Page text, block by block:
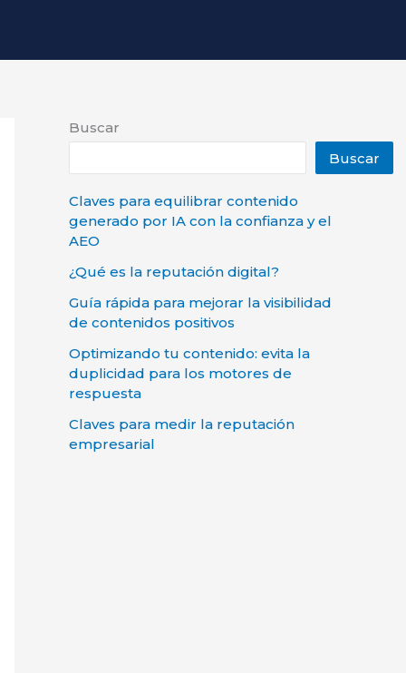
Buscar
Buscar
Claves para equilibrar contenido
generado por IA con la confianza y el
AEO
¿Qué es la reputación digital?
Guía rápida para mejorar la visibilidad
de contenidos positivos
Optimizando tu contenido: evita la
duplicidad para los motores de
respuesta
Claves para medir la reputación
empresarial